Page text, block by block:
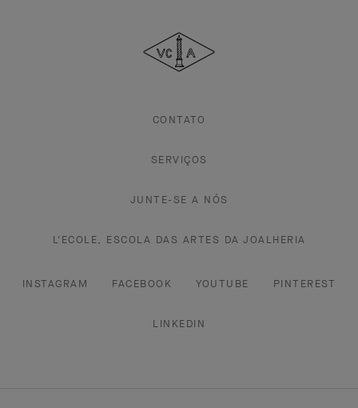
&
Arpels
CONTATO
SERVIÇOS
JUNTE-SE A NÓS
L'ECOLE, ESCOLA DAS ARTES DA JOALHERIA
INSTAGRAM FACEBOOK YOUTUBE PINTEREST
LINKEDIN